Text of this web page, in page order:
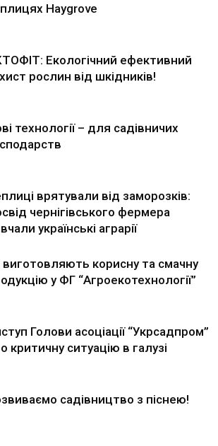
Haygrove
Екологічний ефективний
рослин від шкідників!
технології – для садівничих
врятували від заморозків:
чернігівського фермера
українські аграрії
виготовляють корисну та смачну
у ФГ “Агроекотехнології”
Голови асоціації “Укрсадпром”
критичну ситуацію в галузі
садівництво з піснею!